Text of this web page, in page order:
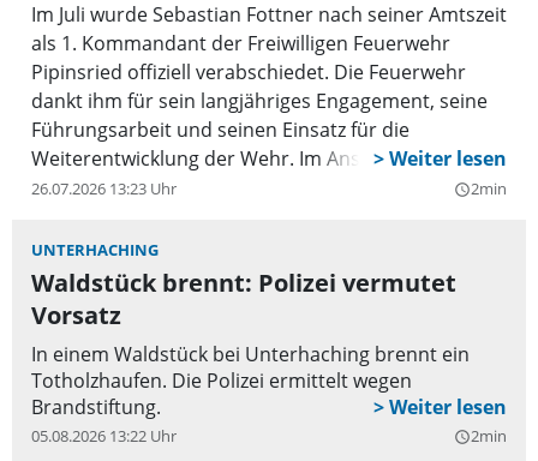
Im Juli wurde Sebastian Fottner nach seiner Amtszeit
als 1. Kommandant der Freiwilligen Feuerwehr
Pipinsried offiziell verabschiedet. Die Feuerwehr
dankt ihm für sein langjähriges Engagement, seine
Führungsarbeit und seinen Einsatz für die
Weiterentwicklung der Wehr. Im Anschluss an die
Verabschiedung fanden die Neuwahlen der
anwesende Bürgermeister Michael Reiter.
26.07.2026 13:23 Uhr query_builder2min
UNTERHACHING
Waldstück brennt: Polizei vermutet
Vorsatz
In einem Waldstück bei Unterhaching brennt ein
Totholzhaufen. Die Polizei ermittelt wegen
Brandstiftung.
05.08.2026 13:22 Uhr query_builder2min